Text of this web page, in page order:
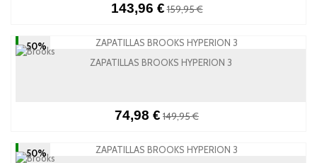
143,96 €159,95 €
-50%
ZAPATILLAS BROOKS HYPERION 3
74,98 € 149,95 €
-50%